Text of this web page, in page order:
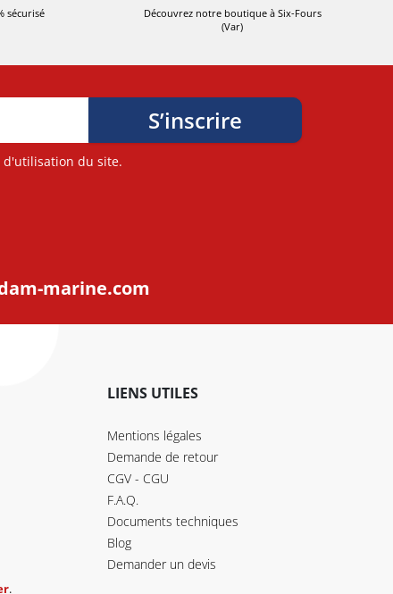
sécurisé
Découvrez notre boutique à Six-Fours
(Var)
d'utilisation du site.
marine.com
LIENS UTILES
Mentions légales
Demande de retour
CGV - CGU
F.A.Q.
Documents techniques
Blog
Demander un devis
.